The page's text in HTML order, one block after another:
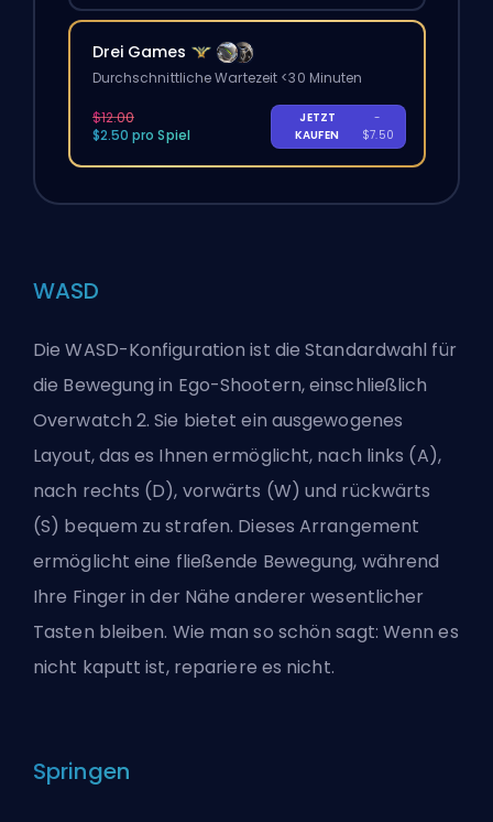
Drei Games
Durchschnittliche Wartezeit <30 Minuten
$12.00
$2.50 pro Spiel
JETZT
KAUFEN
-
$7.50
WASD
Die WASD-Konfiguration ist die Standardwahl für
die Bewegung in Ego-Shootern, einschließlich
Overwatch 2. Sie bietet ein ausgewogenes
Layout, das es Ihnen ermöglicht, nach links (A),
nach rechts (D), vorwärts (W) und rückwärts
(S) bequem zu strafen. Dieses Arrangement
ermöglicht eine fließende Bewegung, während
Ihre Finger in der Nähe anderer wesentlicher
Tasten bleiben. Wie man so schön sagt: Wenn es
nicht kaputt ist, repariere es nicht.
Springen